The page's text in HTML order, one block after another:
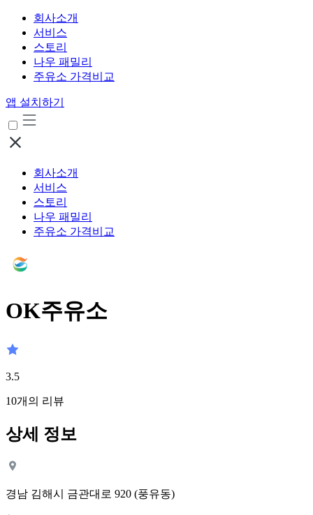
회사소개
서비스
스토리
나우 패밀리
주유소 가격비교
앱 설치하기
회사소개
서비스
스토리
나우 패밀리
주유소 가격비교
OK주유소
3.5
10개의 리뷰
상세 정보
경남 김해시 금관대로 920 (풍유동)